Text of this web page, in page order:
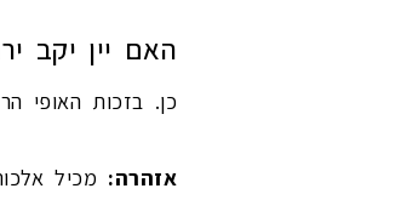
האם יין יקב
כן. בזכות האופי
אזהרה: מכיל